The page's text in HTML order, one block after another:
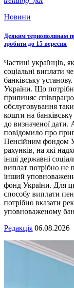
Новини
Деяким тернополянам
зробити до 15 вересня
Частині українців,
соціальні виплати
банківську
України. Що
припиняє
обслуговування
кошти на
до визначеної дати.
повідомило про
Пенсійним фондом
рахунків, на які
інші державні
виплат потрібно не
інший
фонд України. Для
способу виплати
потрібно вказати
уповноваженому
Редакція 06.08.2026